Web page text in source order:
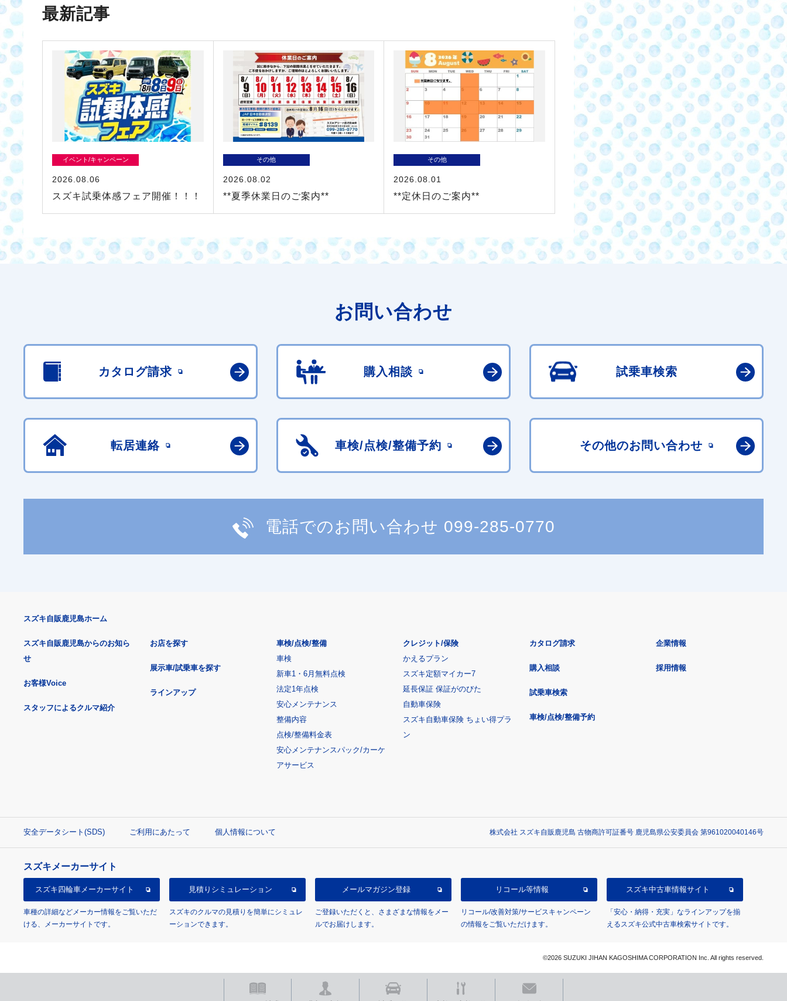
最新記事
イベント/キャンペーン
2026.08.06
スズキ試乗体感フェア開催！！！
その他
2026.08.02
**夏季休業日のご案内**
その他
2026.08.01
**定休日のご案内**
お問い合わせ
カタログ請求 購入相談 試乗車検索
転居連絡 車検/点検/整備予約 その他のお問い合わせ
電話でのお問い合わせ 099-285-0770
スズキ自販鹿児島ホーム
スズキ自販鹿児島からのお知ら
せ
お客様Voice
スタッフによるクルマ紹介
お店を探す
展示車/試乗車を探す
ラインアップ
車検/点検/整備
車検
新車1・6月無料点検
法定1年点検
安心メンテナンス
整備内容
点検/整備料金表
安心メンテナンスパック/カーケ
アサービス
クレジット/保険
かえるプラン
スズキ定額マイカー7
延長保証 保証がのびた
自動車保険
スズキ自動車保険 ちょい得プラ
ン
カタログ請求
購入相談
試乗車検索
車検/点検/整備予約
企業情報
採用情報
安全データシート(SDS) ご利用にあたって 個人情報について 株式会社 スズキ自販鹿児島 古物商許可証番号 鹿児島県公安委員会 第961020040146号
スズキメーカーサイト
スズキ四輪車メーカーサイト
車種の詳細などメーカー情報をご覧いただ
ける、メーカーサイトです。
見積り シミュレーション
スズキのクルマの見積りを簡単にシミュレ
ーションできます。
メールマガジン登録
ご登録いただくと、さまざまな情報をメー
ルでお届けします。
リコール等情報
リコール/改善対策/サービスキャンペーン
の情報をご覧いただけます。
スズキ中古車情報サイト
「安心・納得・充実」なラインアップを揃
えるスズキ公式中古車検索サイトです。
©2026 SUZUKI JIHAN KAGOSHIMA CORPORATION Inc. All rights reserved.